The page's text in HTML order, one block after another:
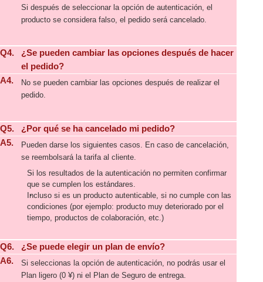
Si después de seleccionar la opción de autenticación, el
producto se considera falso, el pedido será cancelado.
Q4.
¿Se pueden cambiar las opciones después de hacer
el pedido?
A4.
No se pueden cambiar las opciones después de realizar el
pedido.
Q5.
¿Por qué se ha cancelado mi pedido?
A5.
Pueden darse los siguientes casos. En caso de cancelación,
se reembolsará la tarifa al cliente.
Si los resultados de la autenticación no permiten confirmar
que se cumplen los estándares.
Incluso si es un producto autenticable, si no cumple con las
condiciones (por ejemplo: producto muy deteriorado por el
tiempo, productos de colaboración, etc.)
Q6.
¿Se puede elegir un plan de envío?
A6.
Si seleccionas la opción de autenticación, no podrás usar el
Plan ligero (0 ¥) ni el Plan de Seguro de entrega.